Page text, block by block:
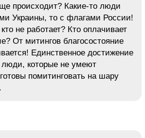
происходит? Какие-то люди
Украины, то с флагами России!
не работает? Кто оплачивает
От митингов благосостояние
Единственное достижение
люди, которые не умеют
помитинговать на шару